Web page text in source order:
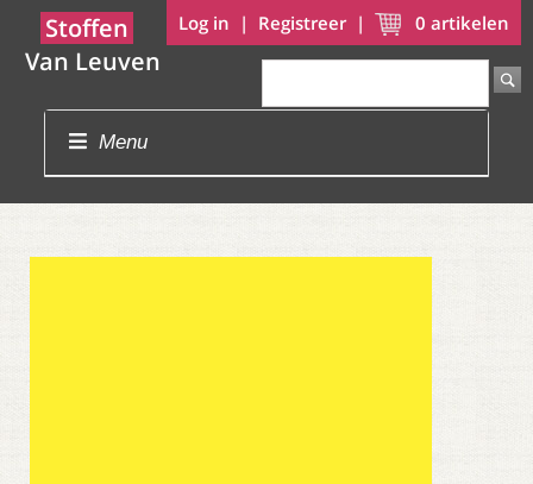
Log in | Registreer | 0 artikelen
Stoffen
Van Leuven
Menu